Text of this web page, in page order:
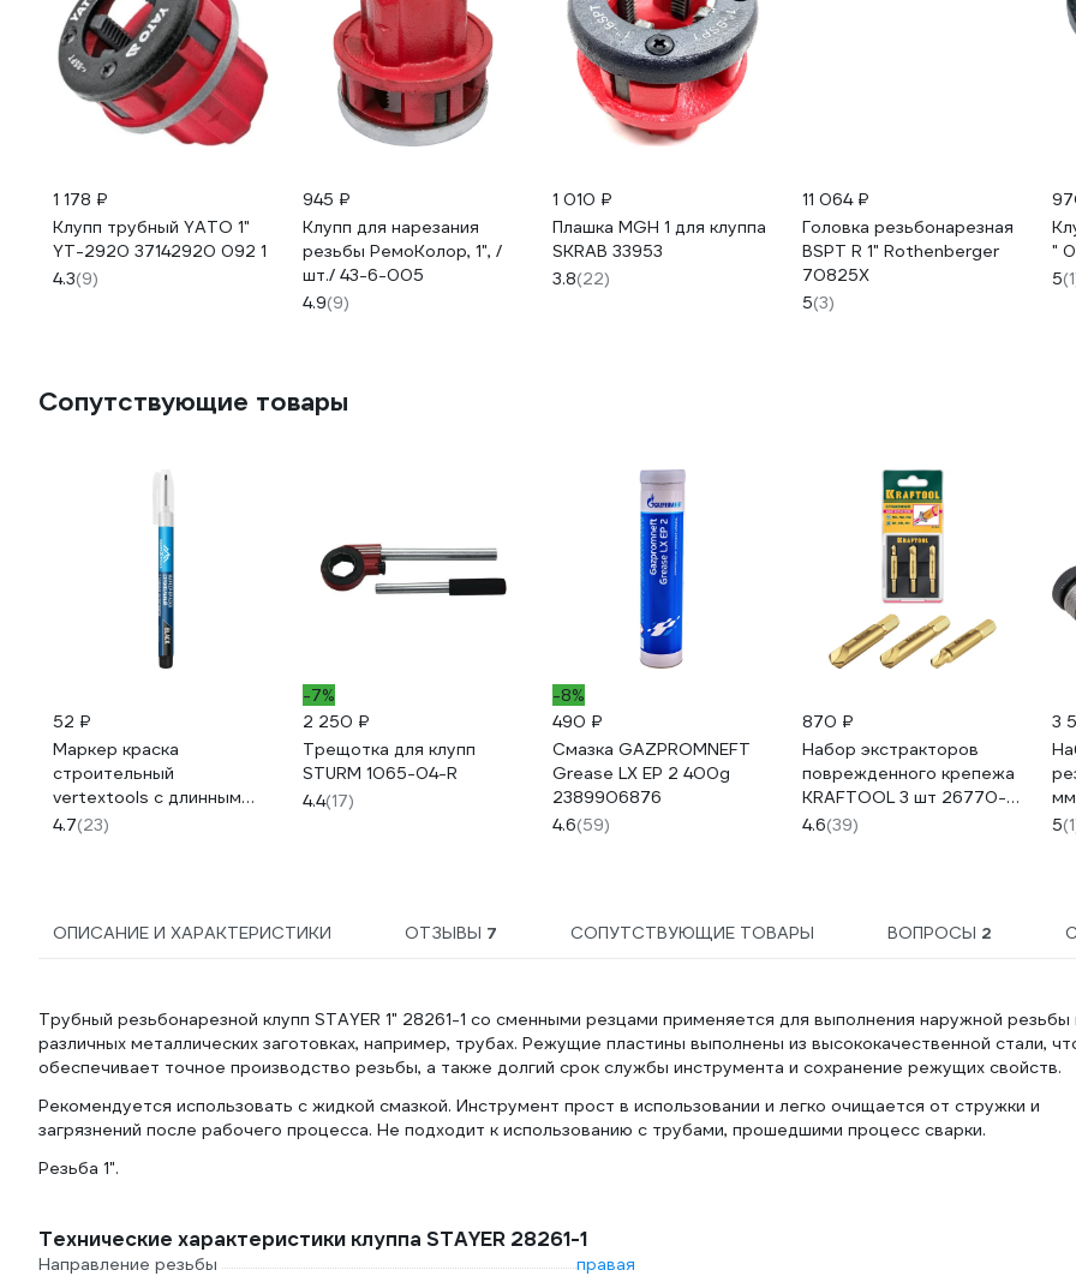
1 178 ₽
Клупп трубный YATO 1"
YT-2920 37142920 092 1
4.3(9)
945 ₽
Клупп для нарезания
резьбы РемоКолор, 1", /
шт./ 43-6-005
4.9(9)
1 010 ₽
Плашка MGH 1 для клуппа
SKRAB 33953
3.8(22)
11 064 ₽
Головка резьбонарезная
BSPT R 1" Rothenberger
70825X
5(3)
"
5
Сопутствующие товары
52 ₽
Маркер краска
строительный
vertextools с длинным
наконечником, черный
4.7(23)
-7%
2 250 ₽
Трещотка для клупп
STURM 1065-04-R
4.4(17)
-8%
490 ₽
Смазка GAZPROMNEFT
Grease LX EP 2 400g
2389906876
4.6(59)
870 ₽
Набор экстракторов
поврежденного крепежа
KRAFTOOL 3 шт 26770-
H3
4.6(39)
3
5
ОПИСАНИЕ И ХАРАКТЕРИСТИКИ ОТЗЫВЫ 7 СОПУТСТВУЮЩИЕ ТОВАРЫ ВОПРОСЫ 2
Трубный резьбонарезной клупп STAYER 1" 28261-1 со сменными резцами применяется для выполнения наружной резьбы
различных металлических заготовках, например, трубах. Режущие пластины выполнены из высококачественной стали,
обеспечивает точное производство резьбы, а также долгий срок службы инструмента и сохранение режущих свойств.
Рекомендуется использовать с жидкой смазкой. Инструмент прост в использовании и легко очищается от стружки и
загрязнений после рабочего процесса. Не подходит к использованию с трубами, прошедшими процесс сварки.
Резьба 1".
Технические характеристики клуппа STAYER 28261-1
Направление резьбы
правая